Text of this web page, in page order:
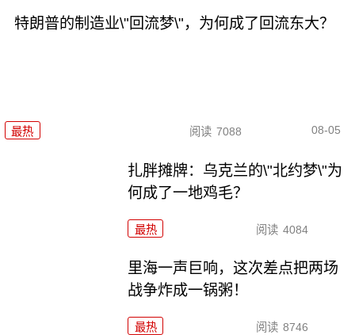
特朗普的制造业\"回流梦\"，为何成了回流东大？
最热 阅读 7088 08-05
扎胖摊牌：乌克兰的\"北约梦\"为
何成了一地鸡毛？
最热 阅读 4084
里海一声巨响，这次差点把两场
战争炸成一锅粥！
最热 阅读 8746